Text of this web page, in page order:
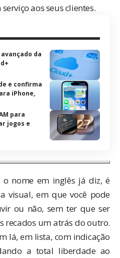
aos seus clientes.
da
e confirma
iPhone,
para
jogos e
o nome em inglês já diz, é
visual, em que você pode
ou não, sem ter que ser
recados um atrás do outro.
lá, em lista, com indicação
a total liberdade ao